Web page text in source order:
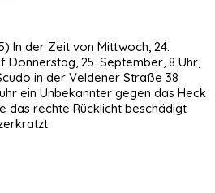
In der Zeit von Mittwoch, 24.
Donnerstag, 25. September, 8 Uhr,
in der Veldener Straße 38
ein Unbekannter gegen das Heck
das rechte Rücklicht beschädigt